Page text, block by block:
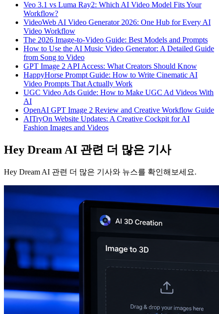
Veo 3.1 vs Luma Ray2: Which AI Video Model Fits Your
Workflow?
VideoWeb AI Video Generator 2026: One Hub for Every AI
Video Workflow
The 2026 Image-to-Video Guide: Best Models and Prompts
How to Use the AI Music Video Generator: A Detailed Guide
from Song to Video
GPT Image 2 API Access: What Creators Should Know
HappyHorse Prompt Guide: How to Write Cinematic AI
Video Prompts That Actually Work
UGC Video Ads Guide: How to Make UGC Ad Videos With
AI
OpenAI GPT Image 2 Review and Creative Workflow Guide
AITryOn Website Updates: A Creative Cockpit for AI
Fashion Images and Videos
Hey Dream AI 관련 더 많은 기사
Hey Dream AI 관련 더 많은 기사와 뉴스를 확인해보세요.